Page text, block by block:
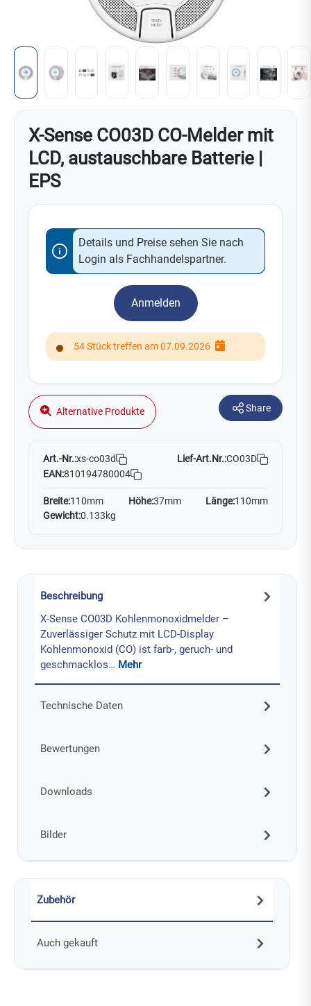
X-Sense CO03D CO-Melder mit
LCD, austauschbare Batterie |
EPS
Details und Preise sehen Sie nach
Login als Fachhandelspartner.
Anmelden
54 Stück treffen am 07.09.2026
Alternative Produkte Share
Art.-Nr.:xs-co03d Lief-Art.Nr.:CO03D
EAN:810194780004
Breite:110mm Höhe:37mm Länge:110mm
Gewicht:0.133kg
Beschreibung
X-Sense CO03D Kohlenmonoxidmelder –
Zuverlässiger Schutz mit LCD-Display
Kohlenmonoxid (CO) ist farb-, geruch- und
geschmacklos… Mehr
Technische Daten
Bewertungen
Downloads
Bilder
Zubehör
Auch gekauft